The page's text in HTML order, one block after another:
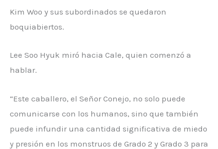
Kim Woo y sus subordinados se quedaron
boquiabiertos.
Lee Soo Hyuk miró hacia Cale, quien comenzó a
hablar.
“Este caballero, el Señor Conejo, no solo puede
comunicarse con los humanos, sino que también
puede infundir una cantidad significativa de miedo
y presión en los monstruos de Grado 2 y Grado 3 para